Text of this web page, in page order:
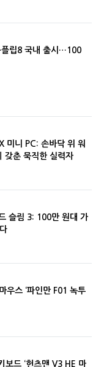
플립8 국내 출시…100
미니 PC: 손바닥 위 워
갖춘 묵직한 실력자
슬림 3: 100만 원대 가
우스 ‘파인만 F01 녹투
보드 ‘헌츠맨 V3 HE 마